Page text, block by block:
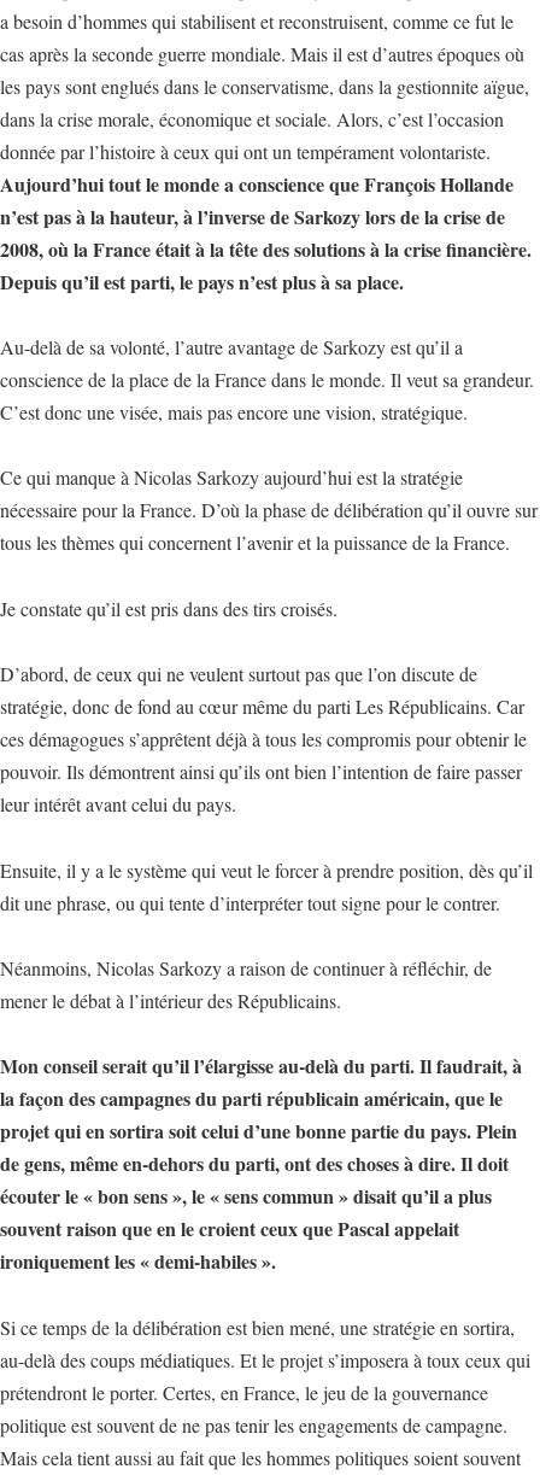
a besoin d’hommes qui stabilisent et reconstruisent, comme ce fut le
cas après la seconde guerre mondiale. Mais il est d’autres époques où
les pays sont englués dans le conservatisme, dans la gestionnite aïgue,
dans la crise morale, économique et sociale. Alors, c’est l’occasion
donnée par l’histoire à ceux qui ont un tempérament volontariste.
Aujourd’hui tout le monde a conscience que François Hollande
n’est pas à la hauteur, à l’inverse de Sarkozy lors de la crise de
2008, où la France était à la tête des solutions à la crise financière.
Depuis qu’il est parti, le pays n’est plus à sa place.
Au-delà de sa volonté, l’autre avantage de Sarkozy est qu’il a
conscience de la place de la France dans le monde. Il veut sa grandeur.
C’est donc une visée, mais pas encore une vision, stratégique.
Ce qui manque à Nicolas Sarkozy aujourd’hui est la stratégie
nécessaire pour la France. D’où la phase de délibération qu’il ouvre sur
tous les thèmes qui concernent l’avenir et la puissance de la France.
Je constate qu’il est pris dans des tirs croisés.
D’abord, de ceux qui ne veulent surtout pas que l’on discute de
stratégie, donc de fond au cœur même du parti Les Républicains. Car
ces démagogues s’apprêtent déjà à tous les compromis pour obtenir le
pouvoir. Ils démontrent ainsi qu’ils ont bien l’intention de faire passer
leur intérêt avant celui du pays.
Ensuite, il y a le système qui veut le forcer à prendre position, dès qu’il
dit une phrase, ou qui tente d’interpréter tout signe pour le contrer.
Néanmoins, Nicolas Sarkozy a raison de continuer à réfléchir, de
mener le débat à l’intérieur des Républicains.
Mon conseil serait qu’il l’élargisse au-delà du parti. Il faudrait, à
la façon des campagnes du parti républicain américain, que le
projet qui en sortira soit celui d’une bonne partie du pays. Plein
de gens, même en-dehors du parti, ont des choses à dire. Il doit
écouter le « bon sens », le « sens commun » disait qu’il a plus
souvent raison que en le croient ceux que Pascal appelait
ironiquement les « demi-habiles ».
Si ce temps de la délibération est bien mené, une stratégie en sortira,
au-delà des coups médiatiques. Et le projet s’imposera à toux ceux qui
prétendront le porter. Certes, en France, le jeu de la gouvernance
politique est souvent de ne pas tenir les engagements de campagne.
Mais cela tient aussi au fait que les hommes politiques soient souvent